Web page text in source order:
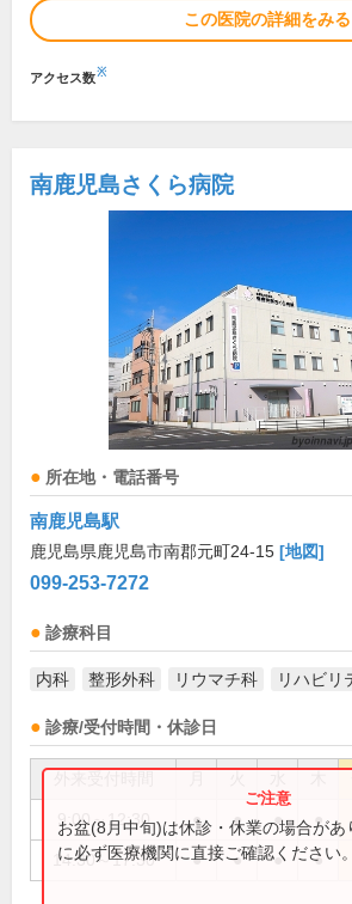
この医院の詳細をみる
アクセス数※
南鹿児島さくら病院
所在地・電話番号
南鹿児島駅
鹿児島県鹿児島市南郡元町24-15 [地図]
099-253-7272
診療科目
内科 整形外科 リウマチ科 リハビリ
診療/受付時間・休診日
9:00～12:30 ● ● ● ●
14:30～17:30 ● ● ● ●
お盆(8月中旬)は休診・休業の場合があ
に必ず医療機関に直接ご確認ください。